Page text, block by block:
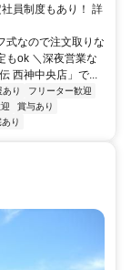
員制度もあり！ 詳
式なので注文取りな
もok ＼深夜営業な
西神中央店」で...
あり
フリーター歓迎
賞与あり
り